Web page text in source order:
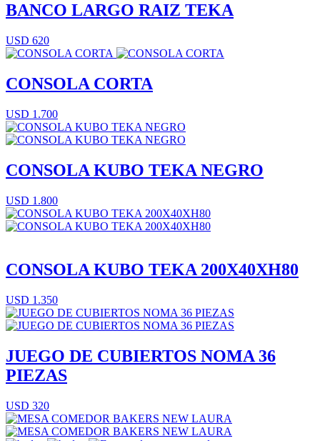
BANCO LARGO RAIZ TEKA
USD 620
CONSOLA CORTA
USD 1.700
CONSOLA KUBO TEKA NEGRO
USD 1.800
CONSOLA KUBO TEKA 200X40XH80
USD 1.350
JUEGO DE CUBIERTOS NOMA 36
PIEZAS
USD 320